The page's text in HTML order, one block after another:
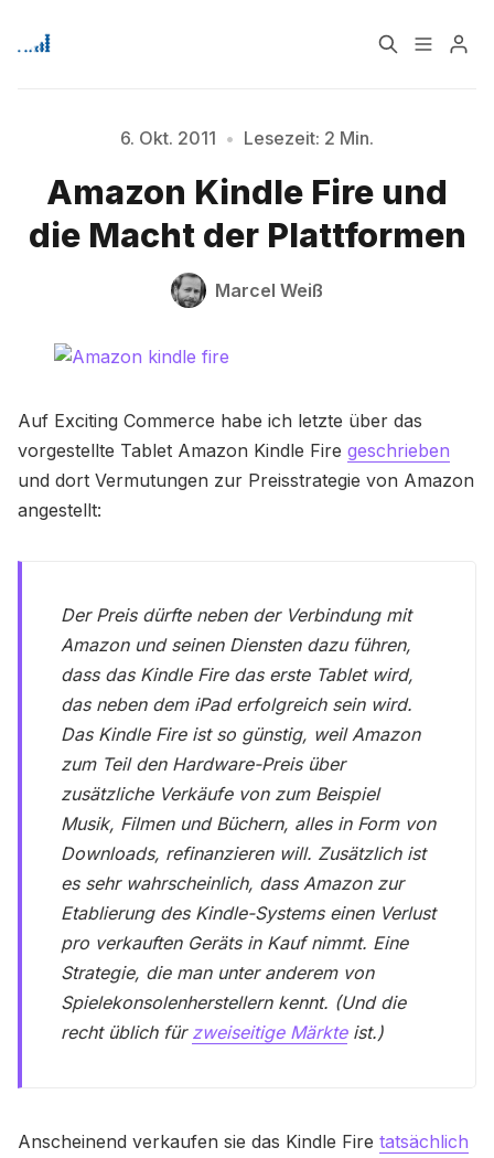
Über
Signup
Bitte geben Sie mindestens 3 Zeichen ein
6. Okt. 2011 • Lesezeit: 2 Min.
Amazon Kindle Fire und
die Macht der Plattformen
Marcel Weiß
Auf Exciting Commerce habe ich letzte über das
vorgestellte Tablet Amazon Kindle Fire geschrieben
und dort Vermutungen zur Preisstrategie von Amazon
angestellt:
Der Preis dürfte neben der Verbindung mit
Amazon und seinen Diensten dazu führen,
dass das Kindle Fire das erste Tablet wird,
das neben dem iPad erfolgreich sein wird.
Das Kindle Fire ist so günstig, weil Amazon
zum Teil den Hardware-Preis über
zusätzliche Verkäufe von zum Beispiel
Musik, Filmen und Büchern, alles in Form von
Downloads, refinanzieren will. Zusätzlich ist
es sehr wahrscheinlich, dass Amazon zur
Etablierung des Kindle-Systems einen Verlust
pro verkauften Geräts in Kauf nimmt. Eine
Strategie, die man unter anderem von
Spielekonsolenherstellern kennt. (Und die
recht üblich für zweiseitige Märkteist.)
Anscheinend verkaufen sie das Kindle Fire tatsächlich